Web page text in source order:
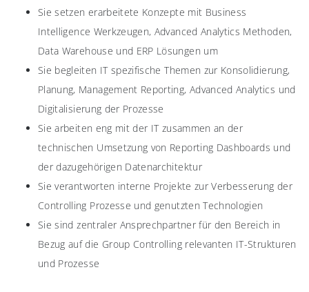
Sie setzen erarbeitete Konzepte mit Business
Intelligence Werkzeugen, Advanced Analytics Methoden,
Data Warehouse und ERP Lösungen um
Sie begleiten IT spezifische Themen zur Konsolidierung,
Planung, Management Reporting, Advanced Analytics und
Digitalisierung der Prozesse
Sie arbeiten eng mit der IT zusammen an der
technischen Umsetzung von Reporting Dashboards und
der dazugehörigen Datenarchitektur
Sie verantworten interne Projekte zur Verbesserung der
Controlling Prozesse und genutzten Technologien
Sie sind zentraler Ansprechpartner für den Bereich in
Bezug auf die Group Controlling relevanten IT-Strukturen
und Prozesse